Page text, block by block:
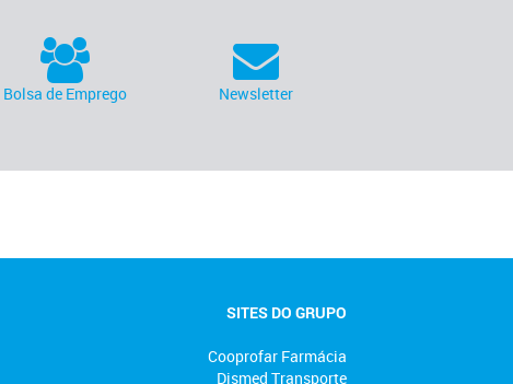
Bolsa de Emprego Newsletter
SITES DO GRUPO
Cooprofar Farmácia
Dismed Transporte